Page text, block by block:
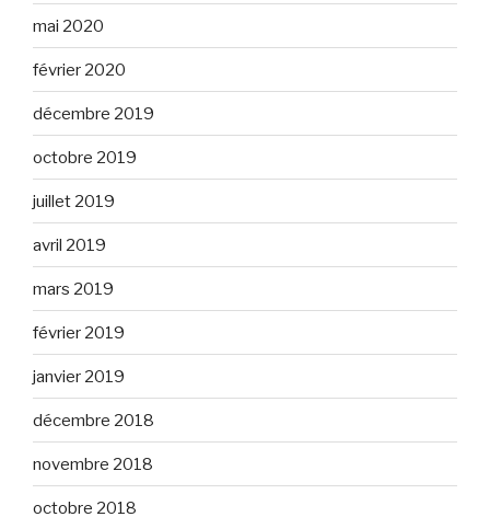
mai 2020
février 2020
décembre 2019
octobre 2019
juillet 2019
avril 2019
mars 2019
février 2019
janvier 2019
décembre 2018
novembre 2018
octobre 2018